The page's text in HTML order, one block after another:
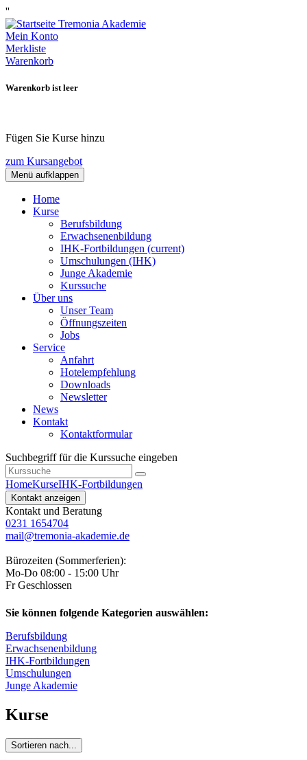
''
Mein Konto
Merkliste
Warenkorb
Warenkorb ist leer
Fügen Sie Kurse hinzu
zum Kursangebot
Menü aufklappen
Home
Kurse
Berufsbildung
Erwachsenenbildung
IHK-Fortbildungen (current)
Umschulungen (IHK)
Junge Akademie
Kurssuche
Über uns
Unser Team
Öffnungszeiten
Jobs
Service
Anfahrt
Hotelempfehlung
Downloads
Newsletter
News
Kontakt
Kontaktformular
Suchbegriff für die Kurssuche eingeben
HomeKurseIHK-Fortbildungen
Kontakt anzeigen
Kontakt und Beratung
0231 1654704
mail@tremonia-akademie.de
Bürozeiten (Sommerferien):
Mo-Do 08:00 - 15:00 Uhr
Fr Geschlossen
Sie können folgende Kategorien auswählen:
Berufsbildung
Erwachsenenbildung
IHK-Fortbildungen
Umschulungen
Junge Akademie
Kurse
Sortieren nach...